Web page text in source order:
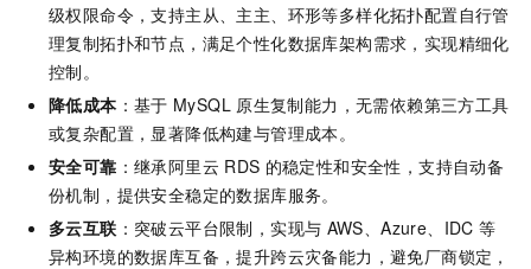
级权限命令，支持主从、主主、环形等多样化拓扑配置自行管
理复制拓扑和节点，满足个性化数据库架构需求，实现精细化
控制。
降低成本 ：基于 MySQL 原生复制能力，无需依赖第三方工具
或复杂配置，显著降低构建与管理成本。
安全可靠 ：继承阿里云 RDS 的稳定性和安全性，支持自动备
份机制，提供安全稳定的数据库服务。
多云互联 ：突破云平台限制，实现与 AWS、Azure、IDC 等
异构环境的数据库互备，提升跨云灾备能力，避免厂商锁定，